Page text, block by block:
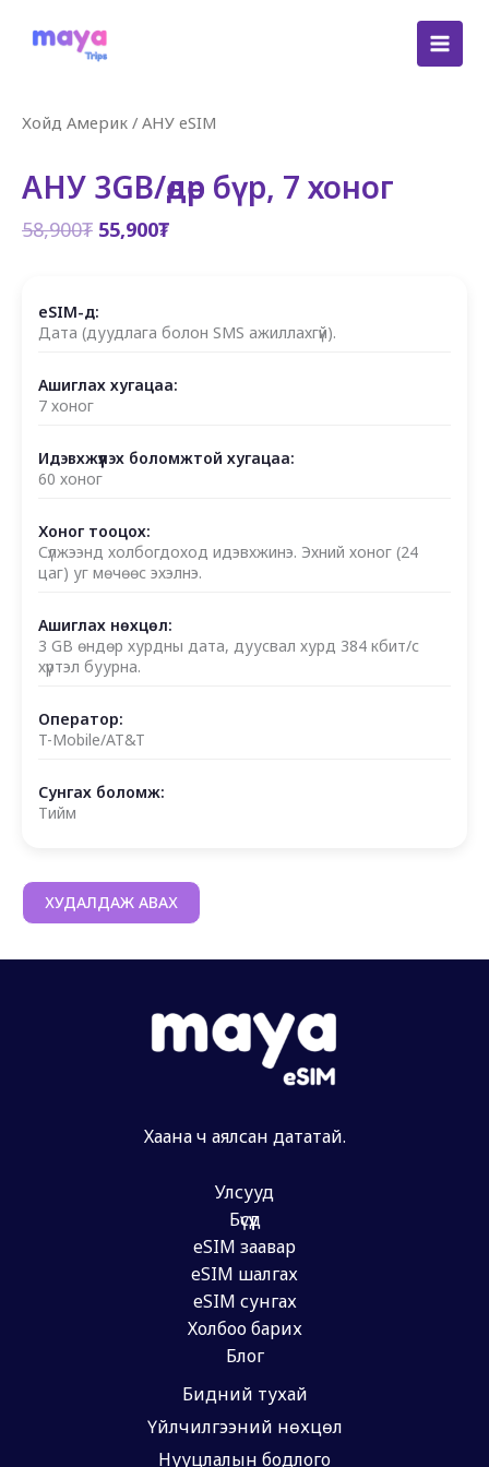
Хойд Америк / АНУ eSIM
АНУ 3GB/өдөр бүр, 7 хоног
58,900₮ Original
58,900₮.
55,900₮Current
eSIM-д:
Дата (дуудлага болон SMS ажиллахгүй).
Ашиглах хугацаа:
7 хоног
Идэвхжүүлэх боломжтой хугацаа:
60 хоног
Хоног тооцох:
Сүлжээнд холбогдоход идэвхжинэ. Эхний хоног (24
цаг) уг мөчөөс эхэлнэ.
Ашиглах нөхцөл:
3 GB өндөр хурдны дата, дуусвал хурд 384 кбит/с
хүртэл буурна.
Оператор:
T-Mobile/AT&T
Сунгах боломж:
Тийм
ХУДАЛДАЖ АВАХ
Хаана ч аялсан дататай.
Улсууд
Бүсүүд
eSIM заавар
eSIM шалгах
eSIM сунгах
Холбоо барих
Блог
Бидний тухай
Үйлчилгээний нөхцөл
Нууцлалын бодлого